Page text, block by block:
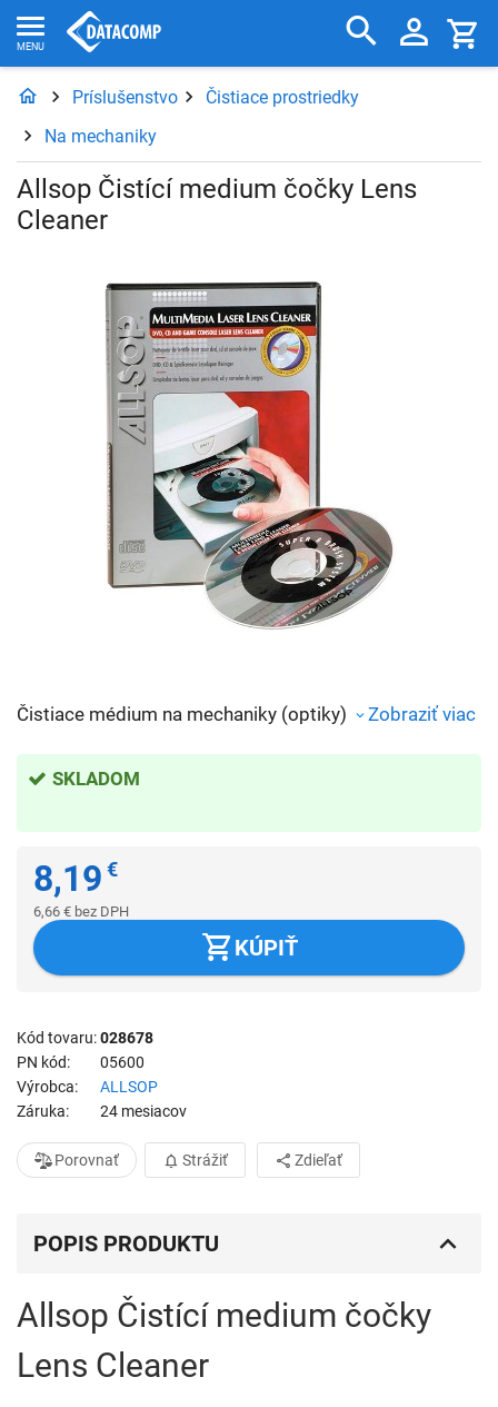
Príslušenstvo
Čistiace prostriedky
Na mechaniky
Allsop Čistící medium čočky Lens
Cleaner
Čistiace médium na mechaniky (optiky) Zobraziť viac
SKLADOM
8,19 €
6,66 € bez DPH
KÚPIŤ
Kód tovaru 028678
PN kód
05600
Výrobca
ALLSOP
Záruka
24 mesiacov
Porovnať Strážiť Zdieľať
POPIS PRODUKTU
Allsop Čistící medium čočky
Lens Cleaner